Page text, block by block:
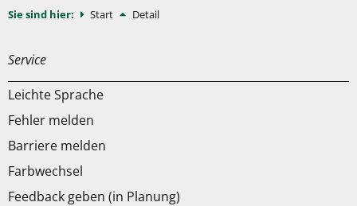
Sie sind hier: Start Detail
Service
Leichte Sprache
Fehler melden
Barriere melden
Farbwechsel
Feedback geben (in Planung)